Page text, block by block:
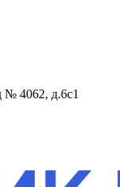
№ 4062, д.6с1